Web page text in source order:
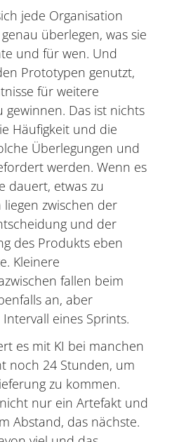
jede Organisation
überlegen, was sie
und für wen. Und
Prototypen genutzt,
für weitere
gewinnen. Das ist nichts
Häufigkeit und die
Überlegungen und
werden. Wenn es
dauert, etwas zu
zwischen der
und der
des Produkts eben
Kleinere
fallen beim
an, aber
eines Sprints.
es mit KI bei manchen
noch 24 Stunden, um
zu kommen.
nur ein Artefakt und
Abstand, das nächste.